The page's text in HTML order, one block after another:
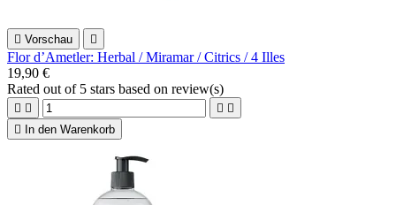
 Vorschau 
Flor d’Ametler: Herbal / Miramar / Citrics / 4 Illes
19,90 €
Rated out of 5 stars based on review(s)
   
 In den Warenkorb